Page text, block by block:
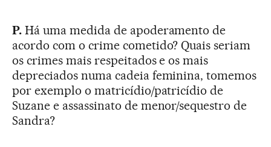
P. Há uma medida de apoderamento de
acordo com o crime cometido? Quais seriam
os crimes mais respeitados e os mais
depreciados numa cadeia feminina, tomemos
por exemplo o matricídio/patricídio de
Suzane e assassinato de menor/sequestro de
Sandra?